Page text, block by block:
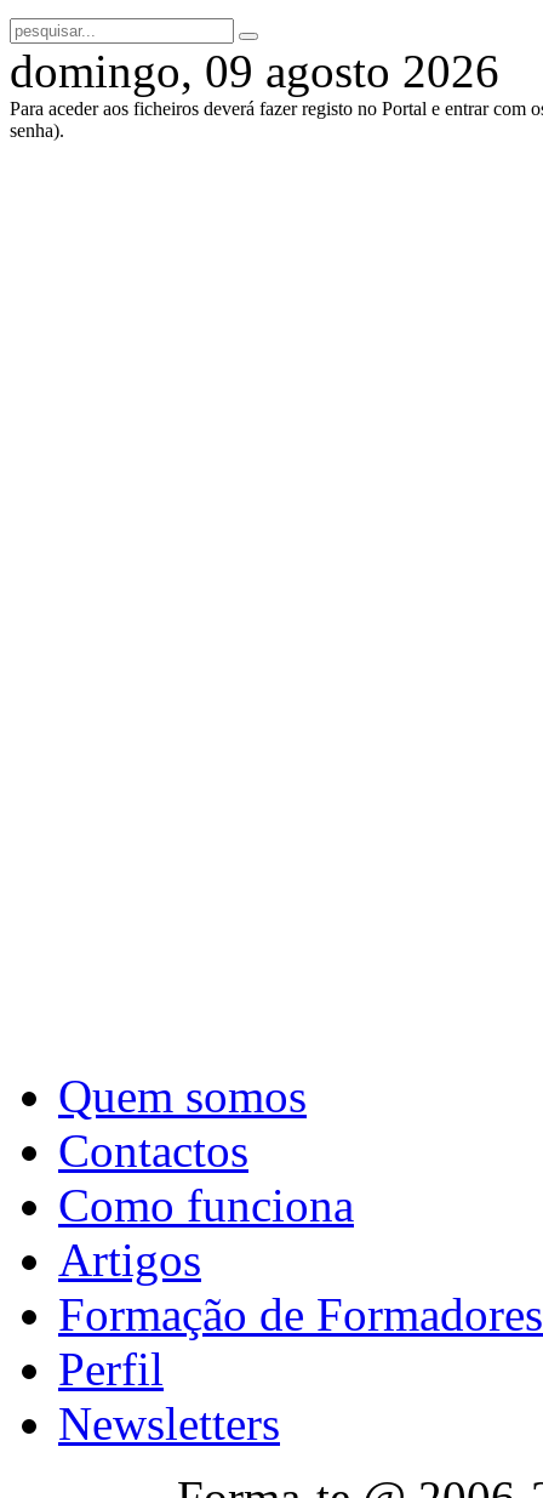
domingo, 09 agosto 2026
Para aceder aos ficheiros deverá fazer registo no Portal e entrar com
senha).
Quem somos
Contactos
Como funciona
Artigos
Formação de Formadores
Perfil
Newsletters